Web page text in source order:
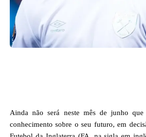
Ainda não será neste mês de junho que
conhecimento sobre o seu futuro, em